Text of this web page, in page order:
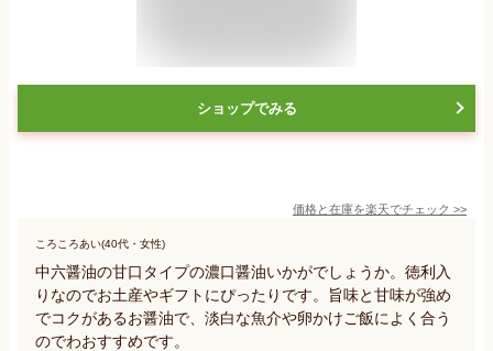
ショップでみる
価格と在庫を楽天でチェック >>
ころころあい(40代・女性)
中六醤油の甘口タイプの濃口醤油いかがでしょうか。徳利入
りなのでお土産やギフトにぴったりです。旨味と甘味が強め
でコクがあるお醤油で、淡白な魚介や卵かけご飯によく合う
のでわおすすめです。